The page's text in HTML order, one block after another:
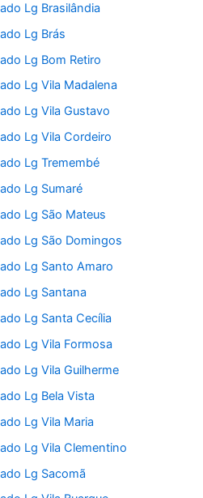
Lg Brasilândia
Lg Brás
Lg Bom Retiro
Lg Vila Madalena
Lg Vila Gustavo
Lg Vila Cordeiro
Lg Tremembé
Lg Sumaré
Lg São Mateus
Lg São Domingos
Lg Santo Amaro
Lg Santana
Lg Santa Cecília
Lg Vila Formosa
Lg Vila Guilherme
Lg Bela Vista
Lg Vila Maria
Lg Vila Clementino
Lg Sacomã